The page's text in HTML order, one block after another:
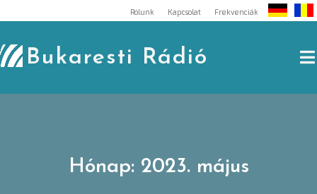
to
content
Rólunk Kapcsolat Frekvenciák
Bukaresti Rádió
Hónap: 2023. május